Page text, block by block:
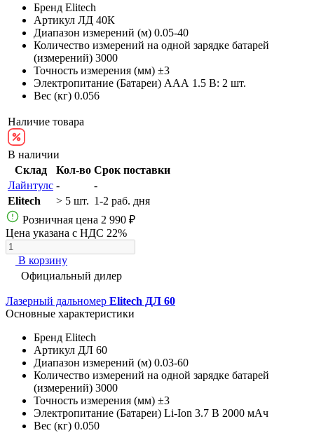
Бренд Elitech
Артикул ЛД 40К
Диапазон измерений (м) 0.05-40
Количество измерений на одной зарядке батарей
(измерений) 3000
Точность измерения (мм) ±3
Электропитание (Батареи) AAА 1.5 В: 2 шт.
Вес (кг) 0.056
Наличие товара
В наличии
Склад
Кол-во Срок поставки
Лайнтулс -
-
Elitech
> 5 шт. 1-2 раб. дня
Розничная цена 2 990 ₽
Цена указана с НДС 22%
В корзину
Официальный дилер
Лазерный дальномер Elitech ДЛ 60
Основные характеристики
Бренд Elitech
Артикул ДЛ 60
Диапазон измерений (м) 0.03-60
Количество измерений на одной зарядке батарей
(измерений) 3000
Точность измерения (мм) ±3
Электропитание (Батареи) Li-Ion 3.7 В 2000 мАч
Вес (кг) 0.050